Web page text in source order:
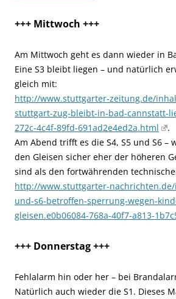
+++ Mittwoch +++
Am Mittwoch geht es dann wieder in
Eine S3 bleibt liegen – und natürlich
gleich mit:
http://www.stuttgarter-zeitung.de/
stuttgart-zug-bleibt-in-bad-cannstatt-
272c-4c4f-89fd-691ad2e4ed2a.html
.
Am Abend trifft es die S4, S5 und S6 –
den Gleisen sicher eher der höheren
sind als den fortwährenden
http://www.stuttgarter-
und-s6-betroffen-sperrung-wegen-
gleisen.e0b06084-768a-40f7-a813-
+++ Donnerstag +++
Fehlalarm hin oder her – bei
Natürlich auch wieder die S1. Dieses